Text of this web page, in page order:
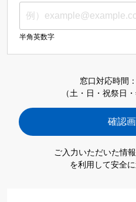
半角英数字
窓口対応時間
（土・日・祝祭日
ご入力いただいた情
を利用して安全に